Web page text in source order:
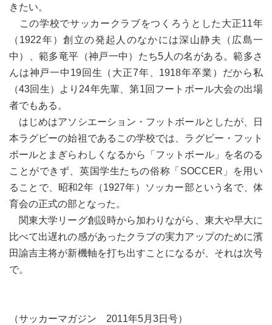
きたい。
この学校でサッカークラブをつくろうとした大正11年
（1922年）創立の発起人のなかには深山静夫（広島一
中）、範多竜平（神戸一中）たち5人の名がある。範多さ
んは神戸一中19回生（大正7年、1918年卒業）だから私
（43回生）より24年先輩、第1回フートボール大会の出場
者でもある。
はじめはアソシエーション・フットボールとしたが、日
本ラグビーの始祖であるこの学校では、ラグビー・フット
ボールとまぎらわしくなるから「フットボール」を名のる
ことができず、英国学生たちの俗称「SOCCER」を用い
ることで、昭和2年（1927年）ソッカー部という名で、体
育会の正式の部となった。
関東大学リーグ創設時から加わりながら、東大や早大に
比べて出遅れの感があったクラブの実力アップのために濱
田諭吉主将が新機軸を打ち出すことになるが、それは次号
で。
（サッカーマガジン 2011年5月3日号）